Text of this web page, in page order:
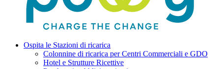
Ospita le Stazioni di ricarica
Colonnine di ricarica per Centri Commerciali e GDO
Hotel e Strutture Ricettive